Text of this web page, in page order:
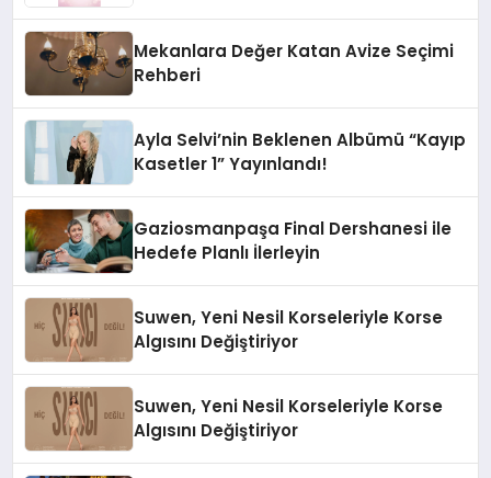
Mekanlara Değer Katan Avize Seçimi
Rehberi
Ayla Selvi’nin Beklenen Albümü “Kayıp
Kasetler 1” Yayınlandı!
Gaziosmanpaşa Final Dershanesi ile
Hedefe Planlı İlerleyin
Suwen, Yeni Nesil Korseleriyle Korse
Algısını Değiştiriyor
Suwen, Yeni Nesil Korseleriyle Korse
Algısını Değiştiriyor